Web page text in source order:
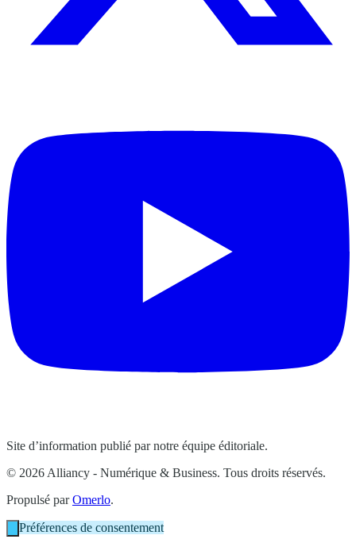
Site d’information publié par notre équipe éditoriale.
© 2026 Alliancy - Numérique & Business. Tous droits réservés.
Propulsé parOmerlo.
Préférences de consentement